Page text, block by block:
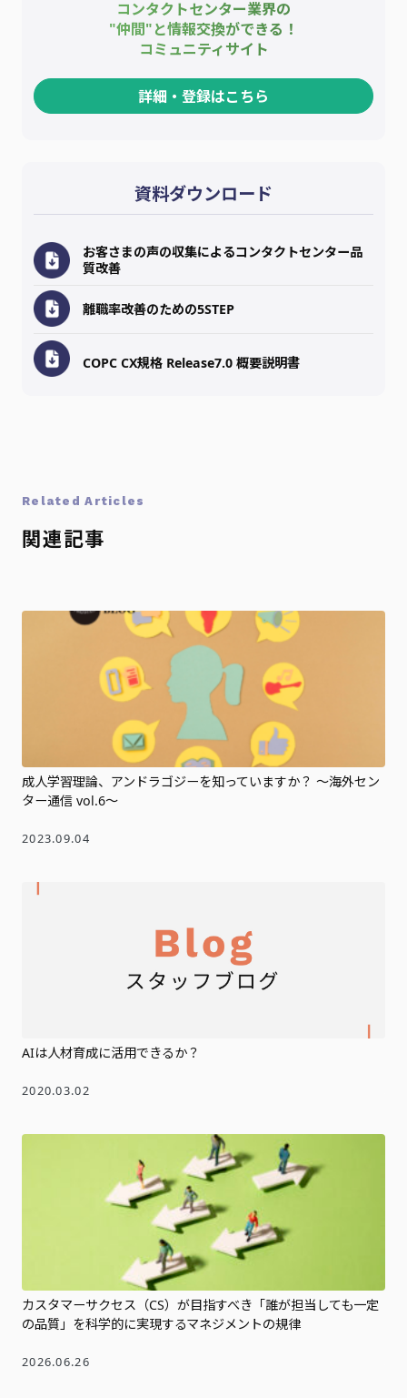
コンタクトセンター業界の
"仲間"と情報交換ができる！
コミュニティサイト
詳細・登録はこちら
資料ダウンロード
お客さまの声の収集によるコンタクトセンター品
質改善
離職率改善のための5STEP
COPC CX規格 Release7.0 概要説明書
Related Articles
関連記事
成人学習理論、アンドラゴジーを知っていますか？ ～海外セン
ター通信 vol.6～
2023.09.04
AIは人材育成に活用できるか？
2020.03.02
カスタマーサクセス（CS）が目指すべき「誰が担当しても一定
の品質」を科学的に実現するマネジメントの規律
2026.06.26